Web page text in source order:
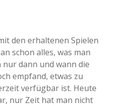
den erhaltenen Spielen
schon alles, was man
dann und wann die
empfand, etwas zu
verfügbar ist. Heute
nur Zeit hat man nicht